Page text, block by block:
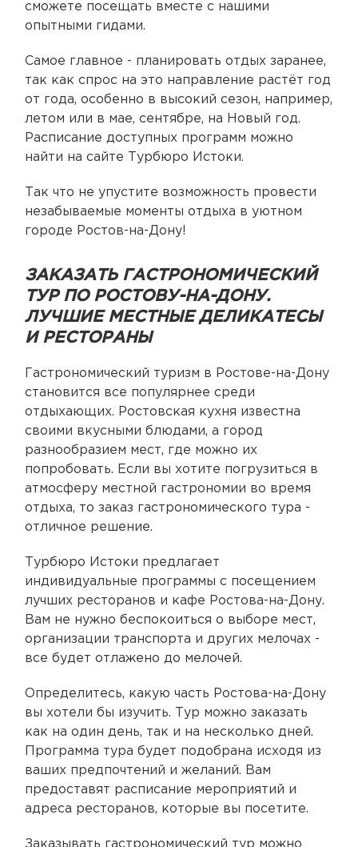
сможете посещать вместе с нашими
опытными гидами.
Самое главное - планировать отдых заранее,
так как спрос на это направление растёт год
от года, особенно в высокий сезон, например,
летом или в мае, сентябре, на Новый год.
Расписание доступных программ можно
найти на сайте Турбюро Истоки.
Так что не упустите возможность провести
незабываемые моменты отдыха в уютном
городе Ростов-на-Дону!
ЗАКАЗАТЬ ГАСТРОНОМИЧЕСКИЙ
ТУР ПО РОСТОВУ-НА-ДОНУ.
ЛУЧШИЕ МЕСТНЫЕ ДЕЛИКАТЕСЫ
И РЕСТОРАНЫ
Гастрономический туризм в Ростове-на-Дону
становится все популярнее среди
отдыхающих. Ростовская кухня известна
своими вкусными блюдами, а город
разнообразием мест, где можно их
попробовать. Если вы хотите погрузиться в
атмосферу местной гастрономии во время
отдыха, то заказ гастрономического тура -
отличное решение.
Турбюро Истоки предлагает
индивидуальные программы с посещением
лучших ресторанов и кафе Ростова-на-Дону.
Вам не нужно беспокоиться о выборе мест,
организации транспорта и других мелочах -
все будет отлажено до мелочей.
Определитесь, какую часть Ростова-на-Дону
вы хотели бы изучить. Тур можно заказать
как на один день, так и на несколько дней.
Программа тура будет подобрана исходя из
ваших предпочтений и желаний. Вам
предоставят расписание мероприятий и
адреса ресторанов, которые вы посетите.
Заказывать гастрономический тур можно